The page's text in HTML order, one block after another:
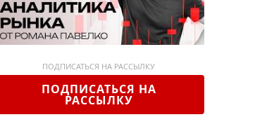
ПОДПИСАТЬСЯ НА РАССЫЛКУ
ПОДПИСАТЬСЯ НА
РАССЫЛКУ